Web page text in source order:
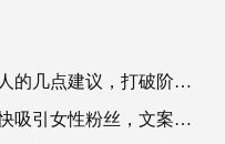
付费文章：给原生家庭比较一般人的几点建议，打破阶层局限，实现个人与家族代际向上跃升
学会这套婆媳短剧全流程：起号快吸引女性粉丝，文案剪辑视频制作一站式搞定，多种变现方式都可做